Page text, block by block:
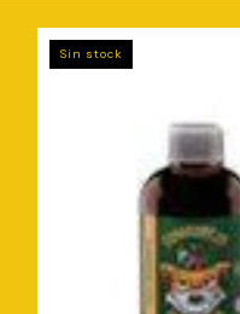
Sin stock